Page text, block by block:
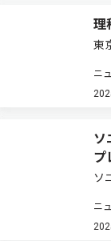
理
東
結
ニ
ソ
プ
ソ
プ
ニ